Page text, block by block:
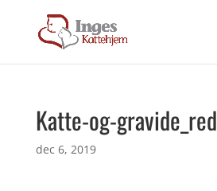
Katte-og-gravide_red
dec 6, 2019